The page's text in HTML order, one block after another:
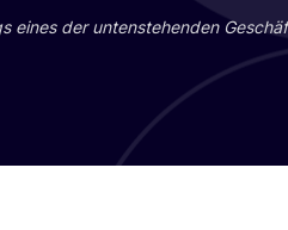
eines der unten­ste­hen­den